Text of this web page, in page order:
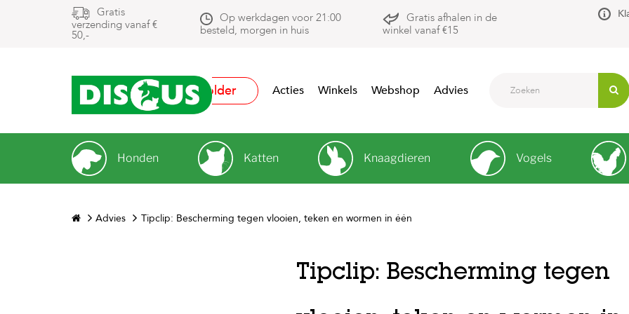
Gratis
verzending vanaf €
50,-
Op werkdagen voor 21:00
besteld, morgen in huis
Gratis afhalen in de
winkel vanaf €15
Folder Acties Winkels Webshop Advies
Honden Katten Knaagdieren Vogels
Advies Tipclip: Bescherming tegen vlooien, teken en wormen in één
Tipclip: Bescherming tegen